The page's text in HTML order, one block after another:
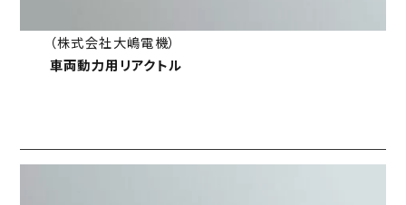
（株式会社大嶋電機）
車両動力用リアクトル